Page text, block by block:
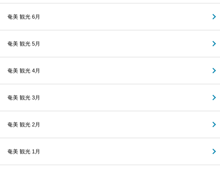
奄美 観光 6月
奄美 観光 5月
奄美 観光 4月
奄美 観光 3月
奄美 観光 2月
奄美 観光 1月